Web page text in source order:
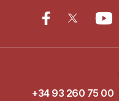
+34 93 260 75 00